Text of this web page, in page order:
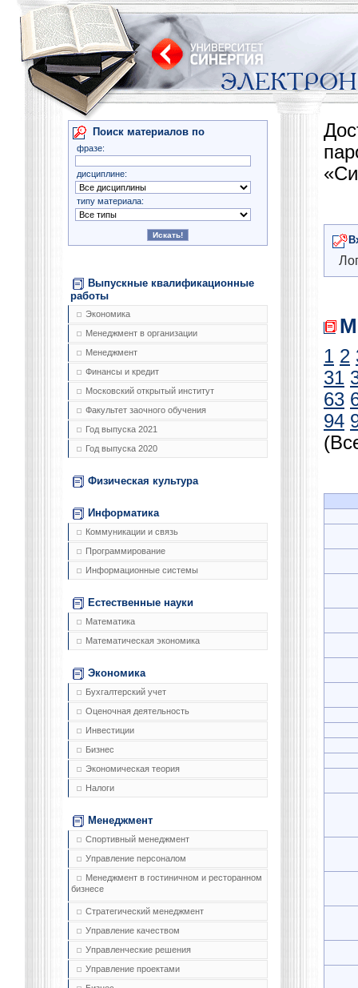
Поиск материалов по
фразе:
дисциплине:
типу материала:
Выпускные квалификационные
работы
Экономика
Менеджмент в организации
Менеджмент
Финансы и кредит
Московский открытый институт
Факультет заочного обучения
Год выпуска 2021
Год выпуска 2020
Физическая культура
Информатика
Коммуникации и связь
Программирование
Информационные системы
Естественные науки
Математика
Математическая экономика
Экономика
Бухгалтерский учет
Оценочная деятельность
Инвестиции
Бизнес
Экономическая теория
Налоги
Менеджмент
Спортивный менеджмент
Управление персоналом
Менеджмент в гостиничном и ресторанном
бизнесе
Стратегический менеджмент
Управление качеством
Управленческие решения
Управление проектами
1 2
31
63
94